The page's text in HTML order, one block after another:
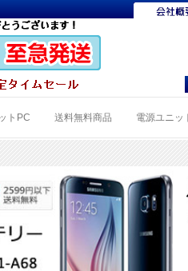
トPC 送料無料商品 電源ユニッ